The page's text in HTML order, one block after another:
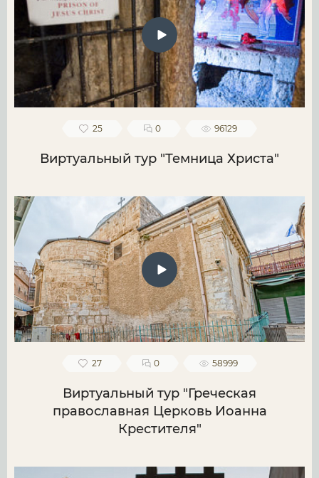
25 0 96129
Виртуальный тур "Темница Христа"
27 0 58999
Виртуальный тур "Греческая
православная Церковь Иоанна
Крестителя"